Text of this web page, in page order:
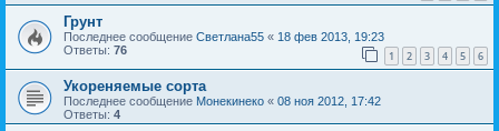
Грунт
Последнее сообщение Светлана55 « 18 фев 2013, 19:23
Ответы: 76 1 2 3 4 5 6
Укореняемые сорта
Последнее сообщение Монекинеко « 08 ноя 2012, 17:42
Ответы: 4